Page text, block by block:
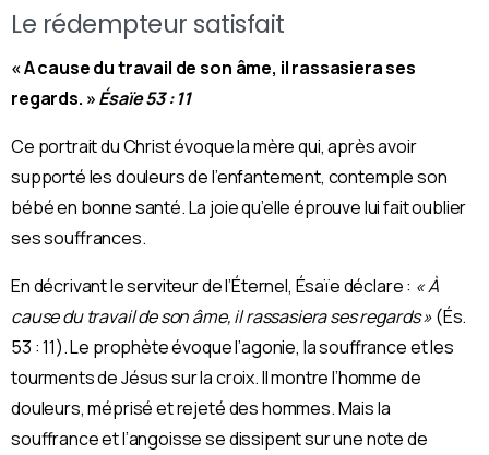
Le rédempteur satisfait
« A cause du travail de son âme, il rassasiera ses
regards. »Ésaïe 53 : 11
Ce portrait du Christ évoque la mère qui, après avoir
supporté les douleurs de l’enfantement, contemple son
bébé en bonne santé. La joie qu’elle éprouve lui fait oublier
ses souffrances.
En décrivant le serviteur de l’Éternel, Ésaïe déclare : « À
cause du travail de son âme, il rassasiera ses regards »(És.
53 : 11). Le prophète évoque l’agonie, la souffrance et les
tourments de Jésus sur la croix. Il montre l’homme de
douleurs, méprisé et rejeté des hommes. Mais la
souffrance et l’angoisse se dissipent sur une note de